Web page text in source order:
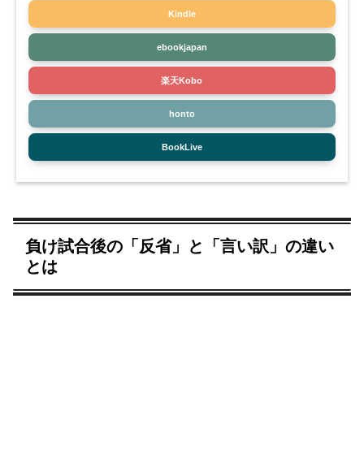
Kindle
ebookjapan
楽天Kobo
honto
BookLive
負け試合後の「反省」と「言い訳」の違い
とは